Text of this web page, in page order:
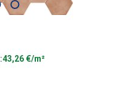
:43,26 €/m²